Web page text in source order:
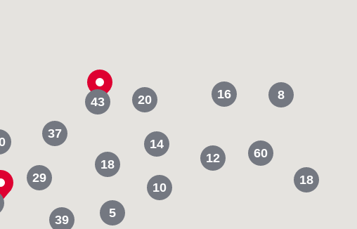
60
43
18
39
37
12
10
20
14
16
5
29
18
8